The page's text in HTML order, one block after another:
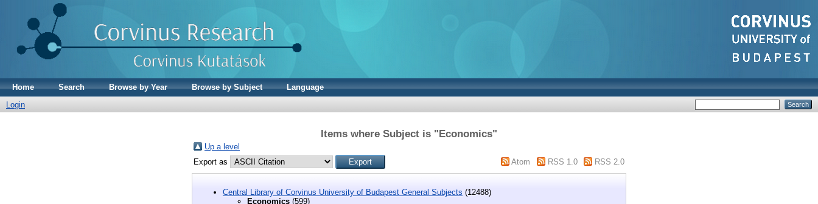
Home Search Browse by Year Browse by Subject
Language
Login
Items where Subject is "Economics"
Up a level
Export as
Atom RSS 1.0 RSS 2.0
Central Library of Corvinus University of Budapest General Subjects (12488)
Economics (599)